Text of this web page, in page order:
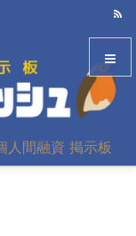
人間融資 掲示板